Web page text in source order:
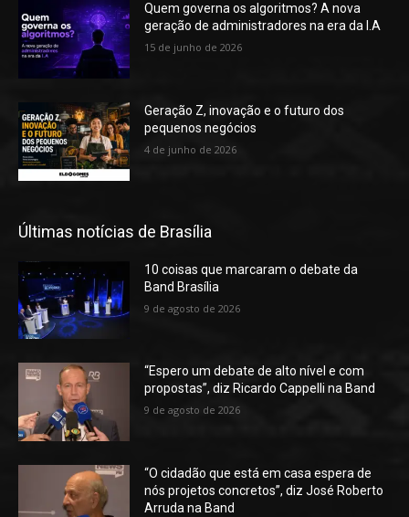
Quem governa os algoritmos? A nova
geração de administradores na era da I.A
15 de junho de 2026
Geração Z, inovação e o futuro dos
pequenos negócios
4 de junho de 2026
Últimas notícias de Brasília
10 coisas que marcaram o debate da
Band Brasília
9 de agosto de 2026
“Espero um debate de alto nível e com
propostas”, diz Ricardo Cappelli na Band
9 de agosto de 2026
“O cidadão que está em casa espera de
nós projetos concretos”, diz José Roberto
Arruda na Band